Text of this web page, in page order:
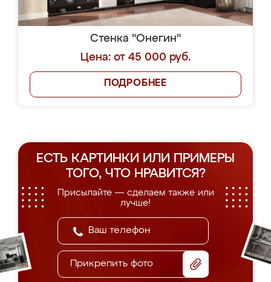
Стенка "Онегин"
Цена: от 45 000 руб.
ПОДРОБНЕЕ
ЕСТЬ КАРТИНКИ ИЛИ ПРИМЕРЫ
ТОГО, ЧТО НРАВИТСЯ?
Присылайте — сделаем также или
лучше!
Прикрепить фото